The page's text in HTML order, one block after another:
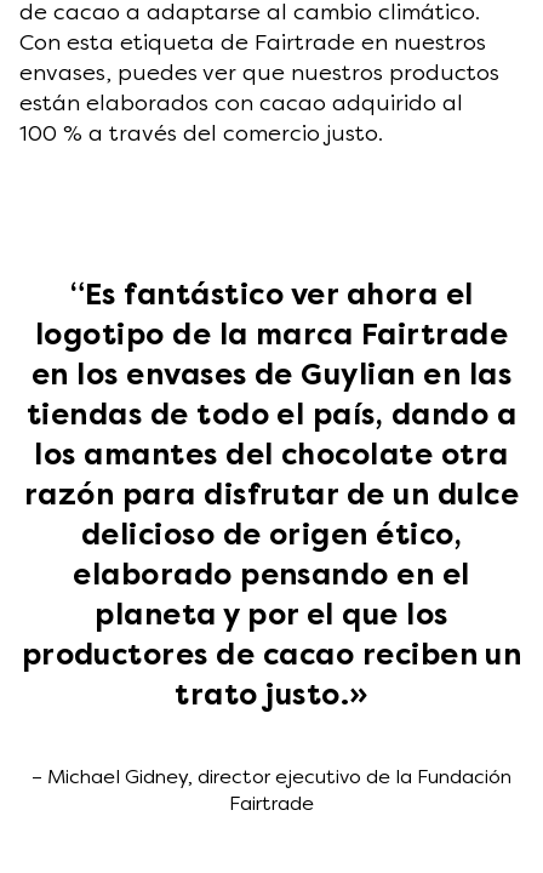
de cacao a adaptarse al cambio climático.
Con esta etiqueta de Fairtrade en nuestros
envases, puedes ver que nuestros productos
están elaborados con cacao adquirido al
100 % a través del comercio justo.
“Es fantástico ver ahora el
logotipo de la marca Fairtrade
en los envases de Guylian en las
tiendas de todo el país, dando a
los amantes del chocolate otra
razón para disfrutar de un dulce
delicioso de origen ético,
elaborado pensando en el
planeta y por el que los
productores de cacao reciben un
trato justo.»
– Michael Gidney, director ejecutivo de la Fundación
Fairtrade